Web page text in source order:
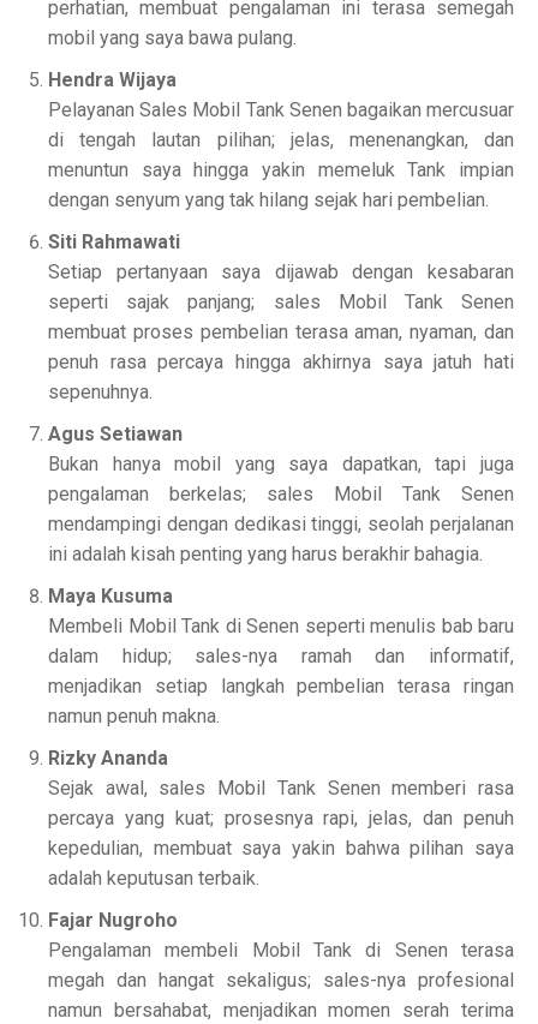
perhatian, membuat pengalaman ini terasa semegah
mobil yang saya bawa pulang.
Hendra Wijaya
Pelayanan Sales Mobil Tank Senen bagaikan mercusuar
di tengah lautan pilihan; jelas, menenangkan, dan
menuntun saya hingga yakin memeluk Tank impian
dengan senyum yang tak hilang sejak hari pembelian.
Siti Rahmawati
Setiap pertanyaan saya dijawab dengan kesabaran
seperti sajak panjang; sales Mobil Tank Senen
membuat proses pembelian terasa aman, nyaman, dan
penuh rasa percaya hingga akhirnya saya jatuh hati
sepenuhnya.
Agus Setiawan
Bukan hanya mobil yang saya dapatkan, tapi juga
pengalaman berkelas; sales Mobil Tank Senen
mendampingi dengan dedikasi tinggi, seolah perjalanan
ini adalah kisah penting yang harus berakhir bahagia.
Maya Kusuma
Membeli Mobil Tank di Senen seperti menulis bab baru
dalam hidup; sales-nya ramah dan informatif,
menjadikan setiap langkah pembelian terasa ringan
namun penuh makna.
Rizky Ananda
Sejak awal, sales Mobil Tank Senen memberi rasa
percaya yang kuat; prosesnya rapi, jelas, dan penuh
kepedulian, membuat saya yakin bahwa pilihan saya
adalah keputusan terbaik.
Fajar Nugroho
Pengalaman membeli Mobil Tank di Senen terasa
megah dan hangat sekaligus; sales-nya profesional
namun bersahabat, menjadikan momen serah terima